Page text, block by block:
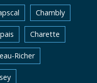
Chambly
Charette
Richer